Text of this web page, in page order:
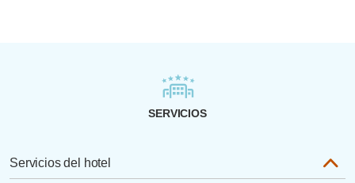
SERVICIOS
Servicios del hotel